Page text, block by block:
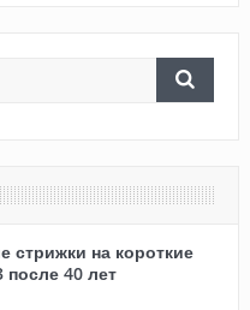
стрижки на короткие
после 40 лет